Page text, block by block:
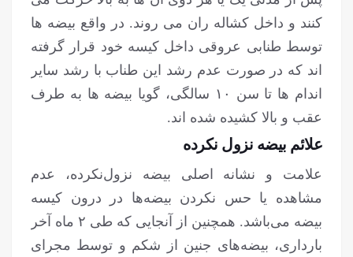
کنند و داخل کشاله ران می روند. در واقع بیضه ها
توسط طنابی عروقی داخل کیسه خود قرار گرفته
اند که در صورت عدم رشد این طناب با رشد سایر
اندام ها تا سن ۱۰ سالگی، گویا بیضه ها به طرف
عقب و بالا کشیده شده اند.
علائم بیضه نزول نکرده
علامت و نشانه اصلی بیضه نزول‌نکرده، عدم
مشاهده یا حس نکردن بیضه‌ها در درون کیسه
بیضه می‌باشد. همچنین از آنجایی که طی ۲ ماه آخر
بارداری، بیضه‌های جنین از شکم و توسط مجرای